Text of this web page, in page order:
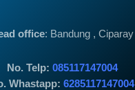
office: Bandung , Ciparay
No. Telp: 085117147004
Whastapp: 6285117147004